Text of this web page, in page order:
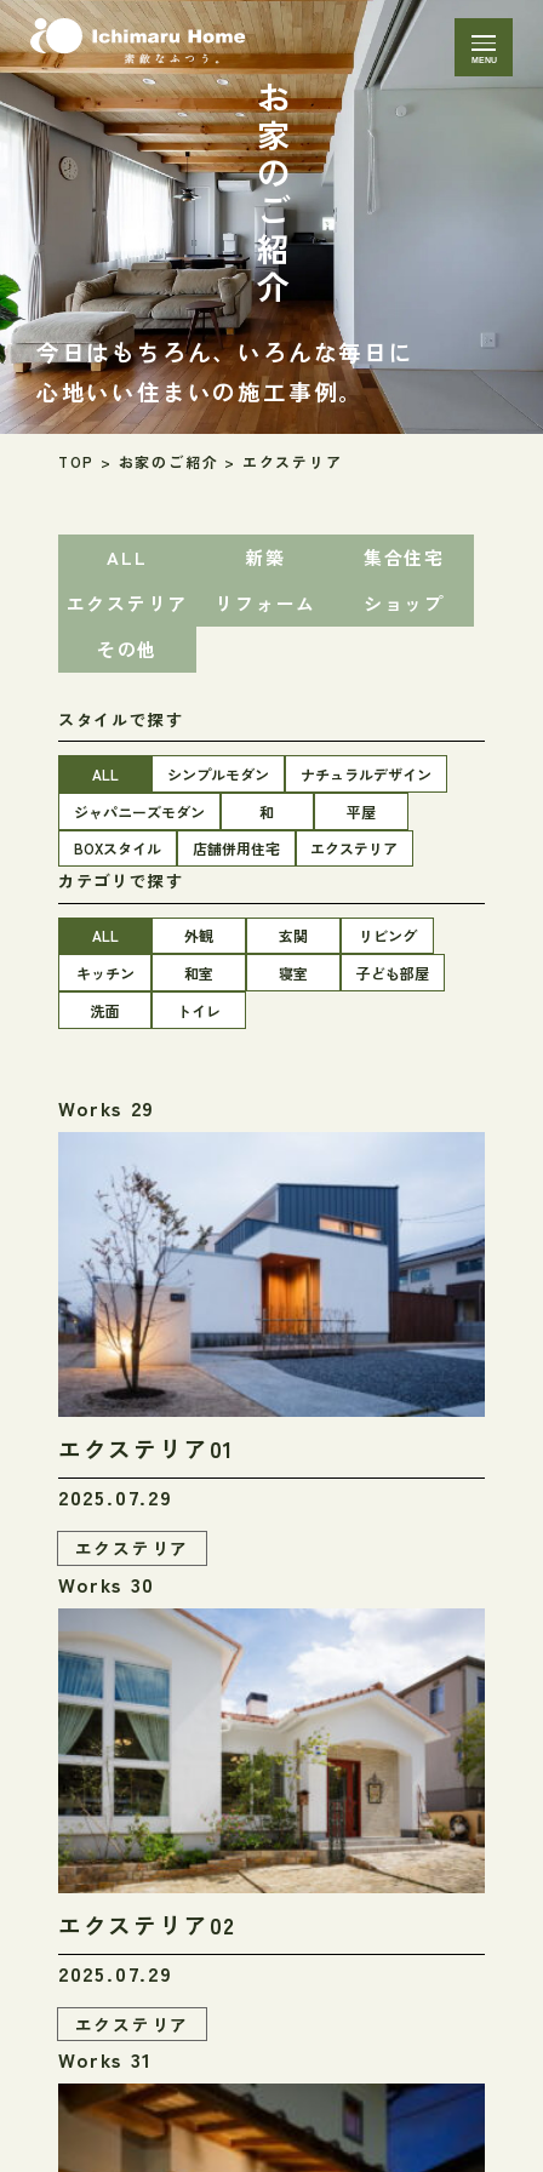
MENU
お家のご紹介
今日はもちろん、いろんな毎日に
心地いい住まいの施工事例。
TOP > お家のご紹介 > エクステリア
ALL 新築
集合住宅
エクステリア
リフォーム
ショップ
その他
スタイルで探す
ALL シンプルモダン
ナチュラルデザイン
ジャパニーズモダン
和
平屋
BOXスタイル
店舗併用住宅 エクステリア
カテゴリで探す
ALL 外観 玄関
リビング
キッチン
和室 寝室
子ども部屋
洗面
トイレ
Works 29
2025.07.29
エクステリア01
エクステリア
Works 30
2025.07.29
エクステリア02
エクステリア
Works 31